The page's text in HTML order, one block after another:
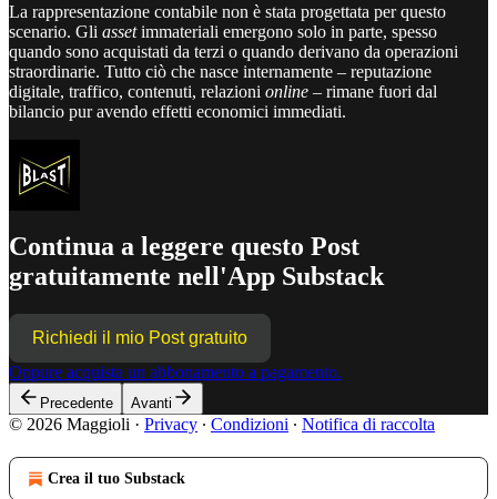
La rappresentazione contabile non è stata progettata per questo
scenario. Gli assetimmateriali emergono solo in parte, spesso
quando sono acquistati da terzi o quando derivano da operazioni
straordinarie. Tutto ciò che nasce internamente – reputazione
digitale, traffico, contenuti, relazioni online – rimane fuori dal
bilancio pur avendo effetti economici immediati.
Continua a leggere questo Post
gratuitamente nell'App Substack
Richiedi il mio Post gratuito
Oppure acquista un abbonamento a pagamento.
Precedente Avanti
© 2026 Maggioli · Privacy ∙ Condizioni ∙ Notifica di raccolta
Crea il tuo Substack